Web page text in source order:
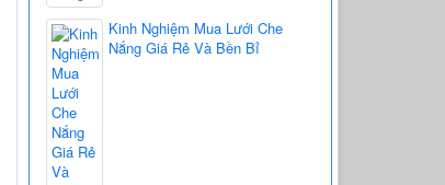
Kinh Nghiệm Mua Lưới Che
Nắng Giá Rẻ Và Bền Bỉ